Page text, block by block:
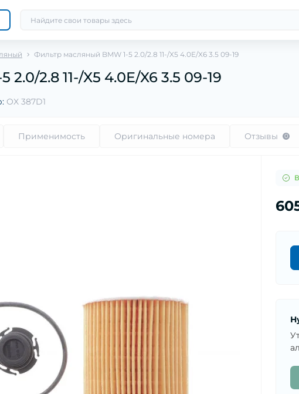
Фильтр масляный BMW 1-5 2.0/2.8 11-/X5 4.0E/X6 3.5 09-19
2.8 11-/X5 4.0E/X6 3.5 09-19
OX 387D1
Применимость Оригинальные номера Отзывы 0